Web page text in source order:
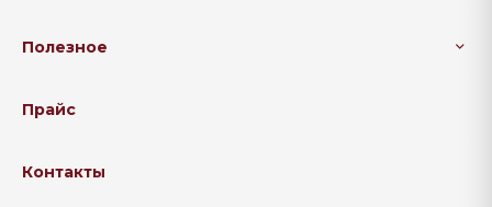
Полезное
Прайс
Контакты